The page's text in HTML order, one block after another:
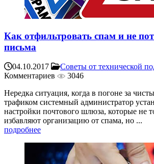
Как отфильтровать спам и не
письма
04.10.2017 Советы от технической
Комментариев
3046
Нередка ситуация, когда в погоне за
трафиком системный администратор
настройки почтового шлюза, которые не
избавляют организацию от спама, но ...
подробнее